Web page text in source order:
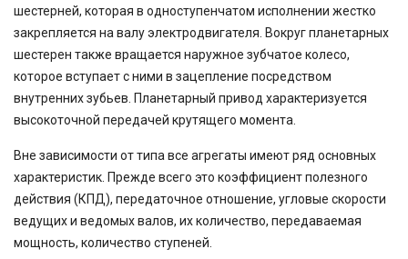
шестерней, которая в одноступенчатом исполнении жестко
закрепляется на валу электродвигателя. Вокруг планетарных
шестерен также вращается наружное зубчатое колесо,
которое вступает с ними в зацепление посредством
внутренних зубьев. Планетарный привод характеризуется
высокоточной передачей крутящего момента.
Вне зависимости от типа все агрегаты имеют ряд основных
характеристик. Прежде всего это коэффициент полезного
действия (КПД), передаточное отношение, угловые скорости
ведущих и ведомых валов, их количество, передаваемая
мощность, количество ступеней.